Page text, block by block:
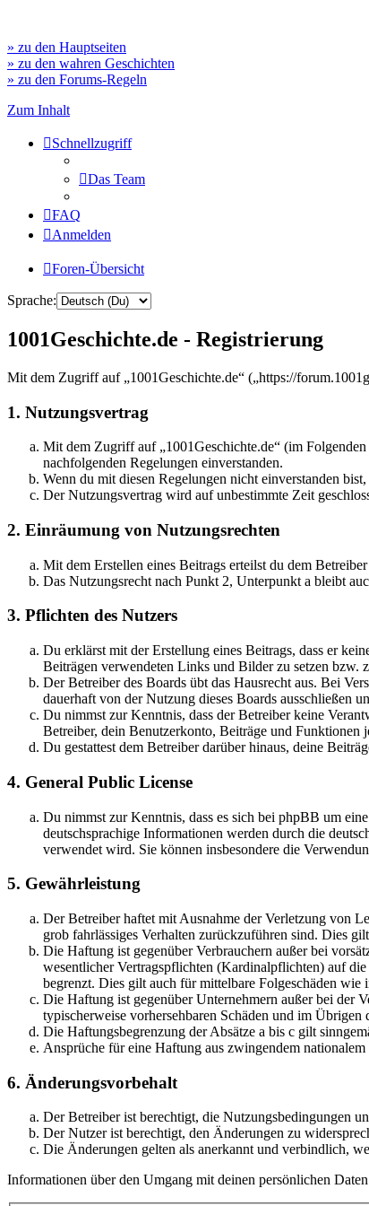
» zu den Hauptseiten
» zu den wahren Geschichten
» zu den Forums-Regeln
Zum Inhalt
Schnellzugriff
Das Team
FAQ
Anmelden
Foren-Übersicht
Sprache:
1001Geschichte.de - Registrierung
Mit dem Zugriff auf „1001Geschichte.de“ („https://
1. Nutzungsvertrag
Mit dem Zugriff auf „1001Geschichte.de“ (im
nachfolgenden Regelungen einverstanden.
Wenn du mit diesen Regelungen nicht einverstanden
Der Nutzungsvertrag wird auf unbestimmte Zeit
2. Einräumung von Nutzungsrechten
Mit dem Erstellen eines Beitrags erteilst du dem
Das Nutzungsrecht nach Punkt 2, Unterpunkt a bleibt
3. Pflichten des Nutzers
Du erklärst mit der Erstellung eines Beitrags, dass er
Beiträgen verwendeten Links und Bilder zu setzen bzw.
Der Betreiber des Boards übt das Hausrecht aus. Bei
dauerhaft von der Nutzung dieses Boards ausschließen
Du nimmst zur Kenntnis, dass der Betreiber keine
Betreiber, dein Benutzerkonto, Beiträge und Funktionen
Du gestattest dem Betreiber darüber hinaus, deine
4. General Public License
Du nimmst zur Kenntnis, dass es sich bei phpBB um
deutschsprachige Informationen werden durch die
verwendet wird. Sie können insbesondere die
5. Gewährleistung
Der Betreiber haftet mit Ausnahme der Verletzung von
grob fahrlässiges Verhalten zurückzuführen sind. Dies
Die Haftung ist gegenüber Verbrauchern außer bei
wesentlicher Vertragspflichten (Kardinalpflichten) auf
begrenzt. Dies gilt auch für mittelbare Folgeschäden wie
Die Haftung ist gegenüber Unternehmern außer bei der
typischerweise vorhersehbaren Schäden und im
Die Haftungsbegrenzung der Absätze a bis c gilt
Ansprüche für eine Haftung aus zwingendem
6. Änderungsvorbehalt
Der Betreiber ist berechtigt, die Nutzungsbedingungen
Der Nutzer ist berechtigt, den Änderungen zu
Die Änderungen gelten als anerkannt und verbindlich,
Informationen über den Umgang mit deinen persönlichen